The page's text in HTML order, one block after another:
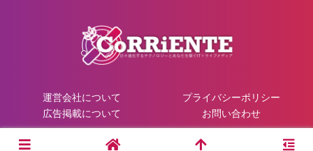
運営会社について
プライバシーポリシー
広告掲載について
お問い合わせ
© 2026 CoRRiENTE.